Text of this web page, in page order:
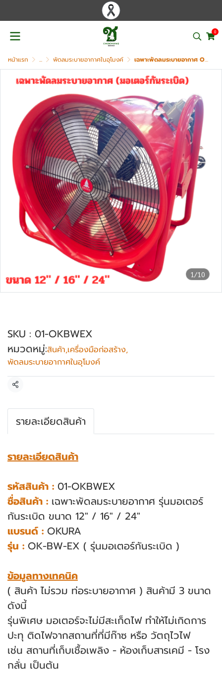
0
หน้าแรก ... พัดลมระบายอากาศในอุโมงค์ เฉพาะพัดลมระบายอากาศ OKURA รุ่น OK-BW-EX
1/10
SKU : 01-OKBWEX
หมวดหมู่:สินค้า,เครื่องมือก่อสร้าง,
พัดลมระบายอากาศในอุโมงค์
แชร์
รายละเอียดสินค้า
รายละเอียดสินค้า
รหัสสินค้า : 01-OKBWEX
ชื่อสินค้า : เฉพาะพัดลมระบายอากาศ รุ่นมอเตอร์
กันระเบิด ขนาด 12" / 16" / 24"
แบรนด์ : OKURA
รุ่น : OK-BW-EX ( รุ่นมอเตอร์กันระเบิด )
ข้อมูลทางเทคนิค
( สินค้า ไม่รวม ท่อระบายอากาศ ) สินค้ามี 3 ขนาด
ดังนี้
รุ่นพิเศษ มอเตอร์จะไม่มีสะเก็ดไฟ ทําให้ไม่เกิดการ
ปะทุ ติดไฟจากสถานที่ที่มีก๊าซ หรือ วัตถุไวไฟ
เช่น สถานที่เก็บเชื้อเพลิง - ห้องเก็บสารเคมี - โรง
กลั่น เป็นต้น